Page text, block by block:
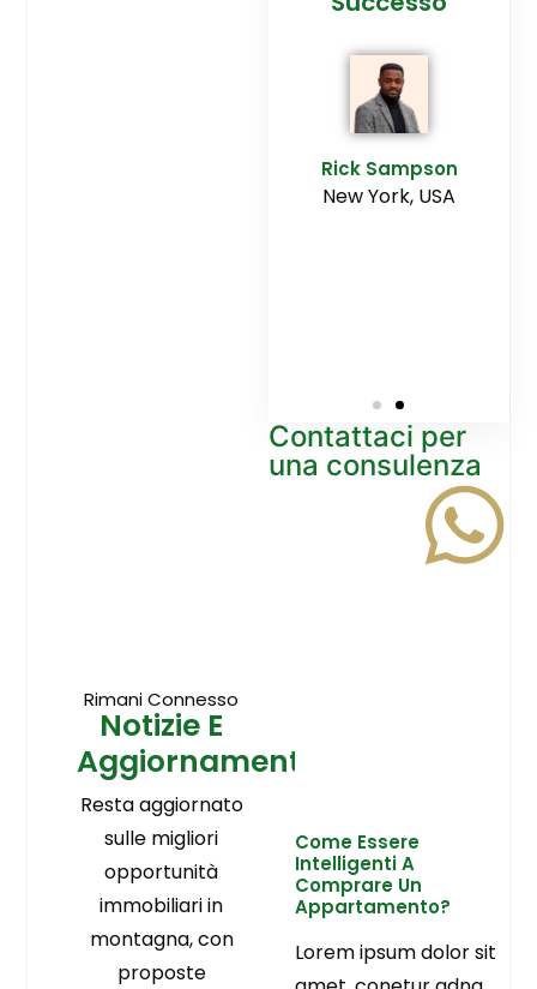
Rick Sampson
New York, USA
Contattaci per
una consulenza
Rimani Connesso
Notizie E
Aggiornamenti
Resta aggiornato
sulle migliori
opportunità
immobiliari in
montagna, con
proposte
Come Essere
Intelligenti A
Comprare Un
Appartamento?
Lorem ipsum dolor sit